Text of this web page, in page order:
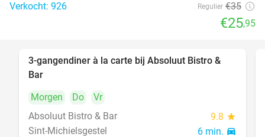
Verkocht: 926 Regulier €35
€25,95
37%
3-gangendiner à la carte bij Absoluut Bistro &
Bar
Morgen
Do
Vr
Absoluut Bistro & Bar
9.8 star
Sint-Michielsgestel 6 min. directions_car